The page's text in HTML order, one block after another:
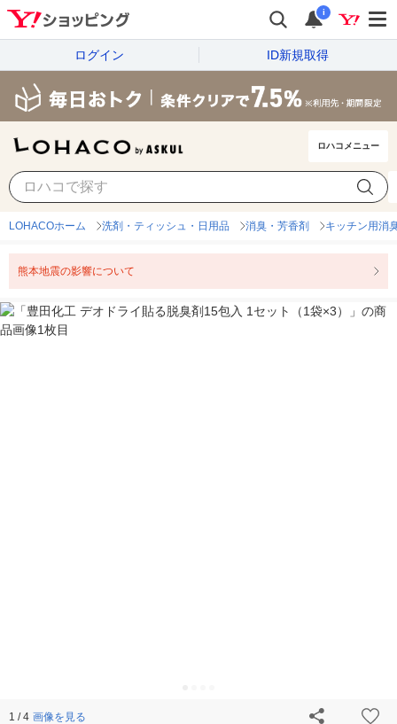
i
ログイン ID新規取得
ロハコメニュー
LOHACOホーム 洗剤・ティッシュ・日用品 消臭・芳香剤 キッチン用消
熊本地震の影響について
1 / 4 画像を見る